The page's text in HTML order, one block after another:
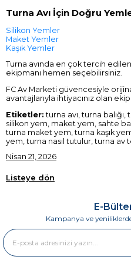
Turna Avı İçin Doğru
Silikon Yemler
Maket Yemler
Kaşık Yemler
Turna avında en çok tercih
ekipmanı hemen seçebilirsiniz.
FC Av Marketi güvencesiyle
avantajlarıyla ihtiyacınız olan
Etiketler: turna avı, turna
silikon yem, maket yem, sahte
turna maket yem, turna kaşık
yem, turna nasıl tutulur, turna av
Nisan 21, 2026
Listeye dön
E-
Kampanya ve